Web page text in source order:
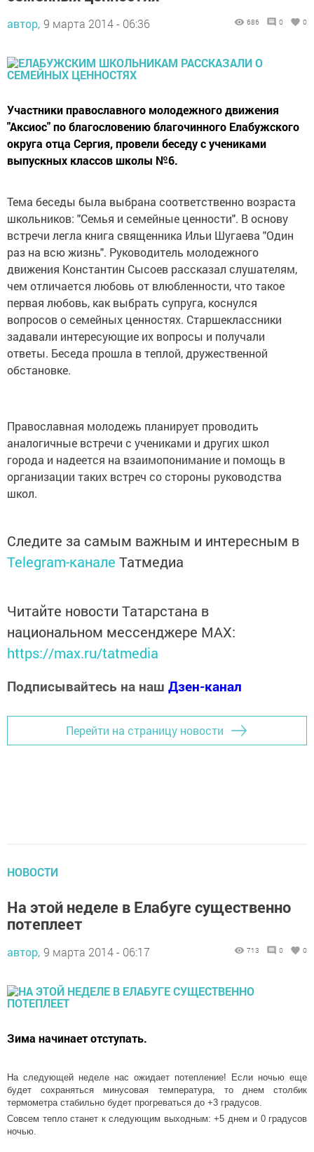
автор, 9 марта 2014 - 06:36 686 0 0
Участники православного молодежного движения
"Аксиос" по благословению благочинного Елабужского
округа отца Сергия, провели беседу с учениками
выпускных классов школы №6.
Тема беседы была выбрана соответственно возраста
школьников: "Семья и семейные ценности". В основу
встречи легла книга священника Ильи Шугаева "Один
раз на всю жизнь". Руководитель молодежного
движения Константин Сысоев рассказал слушателям,
чем отличается любовь от влюбленности, что такое
первая любовь, как выбрать супруга, коснулся
вопросов о семейных ценностях. Старшеклассники
задавали интересующие их вопросы и получали
ответы. Беседа прошла в теплой, дружественной
обстановке.
Православная молодежь планирует проводить
аналогичные встречи с учениками и других школ
города и надеется на взаимопонимание и помощь в
организации таких встреч со стороны руководства
школ.
Следите за самым важным и интересным в
Telegram-канале Татмедиа
Читайте новости Татарстана в
национальном мессенджере MАХ:
https://max.ru/tatmedia
Подписывайтесь на наш Дзен-канал
Перейти на страницу новости
НОВОСТИ
На этой неделе в Елабуге существенно
потеплеет
автор, 9 марта 2014 - 06:17 713 0 0
Зима начинает отступать.
На следующей неделе нас ожидает потепление! Если ночью еще
будет сохраняться минусовая температура, то днем столбик
термометра стабильно будет прогреваться до +3 градусов.
Совсем тепло станет к следующим выходным: +5 днем и 0 градусов
ночью.